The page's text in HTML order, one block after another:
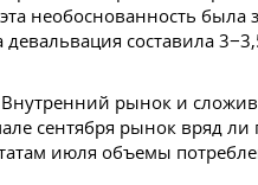
необоснованность была
составила
рынок и
сентября рынок вряд ли
июля объемы